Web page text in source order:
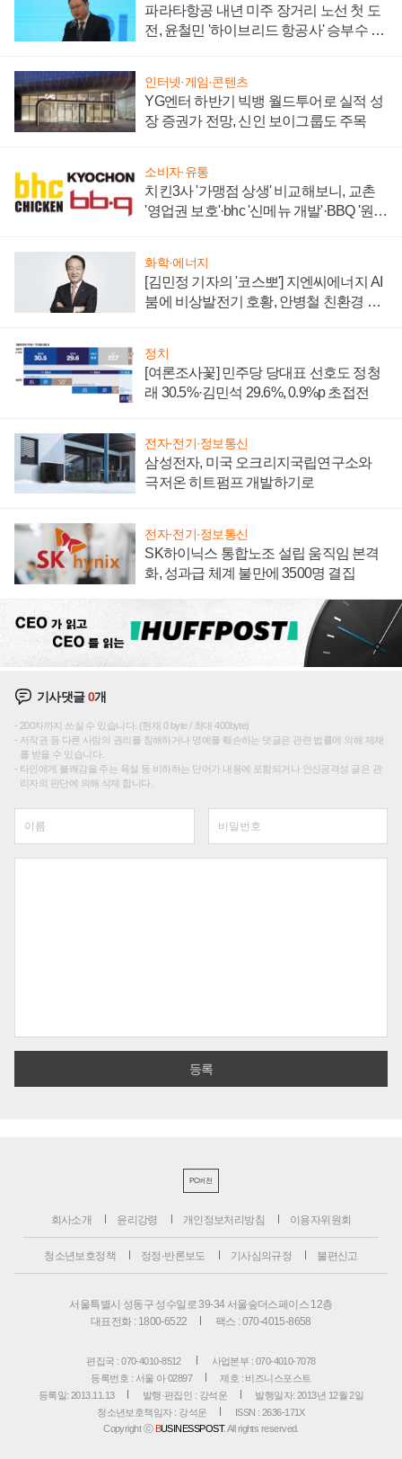
파라타항공 내년 미주 장거리 노선 첫 도
전, 윤철민 '하이브리드 항공사' 승부수 통
인터넷·게임·콘텐츠
YG엔터 하반기 빅뱅 월드투어로 실적 성
장 증권가 전망, 신인 보이그룹도 주목
소비자·유통
치킨3사 '가맹점 상생' 비교해보니, 교촌
'영업권 보호'·bhc '신메뉴 개발'·BBQ '원가
화학·에너지
[김민정 기자의 '코스뽀'] 지엔씨에너지 AI
붐에 비상발전기 호황, 안병철 친환경 에
정치
[여론조사꽃] 민주당 당대표 선호도 정청
래 30.5%·김민석 29.6%, 0.9%p 초접전
전자·전기·정보통신
삼성전자, 미국 오크리지국립연구소와
극저온 히트펌프 개발하기로
전자·전기·정보통신
SK하이닉스 통합노조 설립 움직임 본격
화, 성과급 체계 불만에 3500명 결집
기사댓글0개
200자까지 쓰실 수 있습니다. (현재 0 byte / 최대 400byte)
저작권 등 다른 사람의 권리를 침해하거나 명예를 훼손하는 댓글은 관련 법률에 의해 제재
를 받을 수 있습니다.
타인에게 불쾌감을 주는 욕설 등 비하하는 단어가 내용에 포함되거나 인신공격성 글은 관
리자의 판단에 의해 삭제 합니다.
PC버전
회사소개 윤리강령 개인정보처리방침 이용자위원회
청소년보호정책 정정·반론보도 기사심의규정 불편신고
서울특별시 성동구 성수일로 39-34 서울숲더스페이스 12층
대표전화 : 1800-6522
팩스 : 070-4015-8658
편집국 : 070-4010-8512
사업본부 : 070-4010-7078
등록번호 : 서울 아 02897
제호 : 비즈니스포스트
등록일: 2013.11.13
발행·편집인 : 강석운
발행일자: 2013년 12월 2일
청소년보호책임자 : 강석운
ISSN : 2636-171X
Copyright ⓒ BUSINESSPOST. All rights reserved.